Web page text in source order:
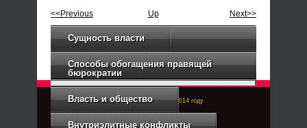
<<Previous Up Next>>
Сущность власти
Способы обогащения правящей
бюрократии
Власть и общество
Внутриэлитные конфликты
Right-Dexter-ПРАВЫЙ ФРОНТ. Основан в 2014 году.
Связь с администрацией